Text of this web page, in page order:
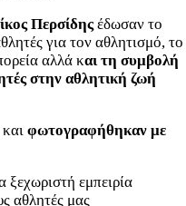
Περσίδηςέδωσαν το
για τον αθλητισμό, το
αλλά και τη συμβολή
στην αθλητική ζωή
φωτογραφήθηκαν με
ξεχωριστή εμπειρία
αθλητές μας